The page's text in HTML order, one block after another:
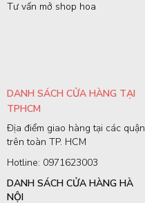
Tư vấn mở shop hoa
DANH SÁCH CỬA HÀNG TẠI
TPHCM
Địa điểm giao hàng tại các quận
trên toàn TP. HCM
Hotline: 0971623003
DANH SÁCH CỬA HÀNG HÀ
NỘI